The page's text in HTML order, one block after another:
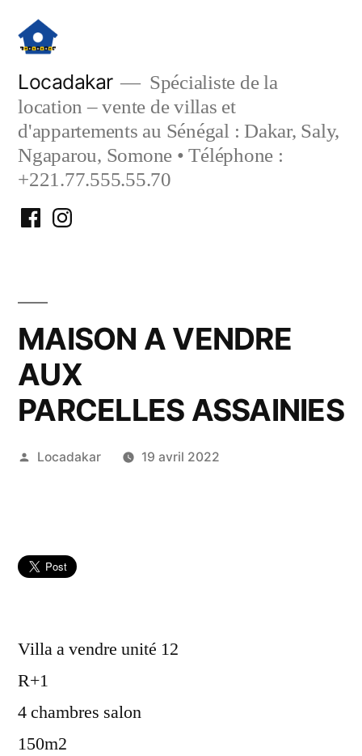
contenu
Locadakar
Spécialiste de la
location – vente de villas et
d'appartements au Sénégal : Dakar, Saly,
Ngaparou, Somone • Téléphone :
+221.77.555.55.70
FacebookInstagram
MAISON A VENDRE
AUX
PARCELLES ASSAINIES
Publié
Locadakar 19 avril 2022
Villa a vendre unité 12
R+1
4 chambres salon
150m2